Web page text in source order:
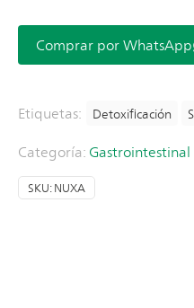
Comprar por WhatsApp
Etiquetas: Detoxificación
Categoría: Gastrointestinal
SKU:NUXA